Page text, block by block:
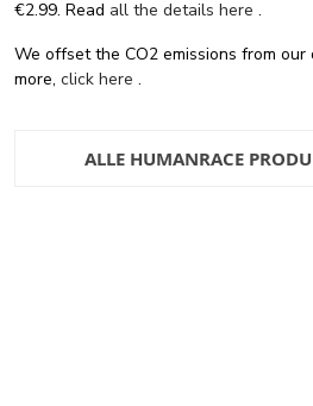
€2.99. Read all the details here .
We offset the CO2 emissions from our
more, click here .
ALLE HUMANRACE